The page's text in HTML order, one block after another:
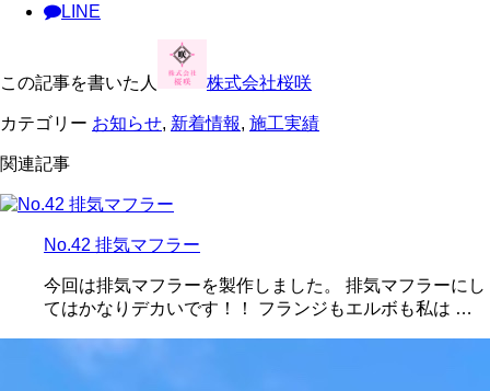
LINE
この記事を書いた人 株式会社桜咲
カテゴリー お知らせ, 新着情報, 施工実績
関連記事
No.42 排気マフラー
今回は排気マフラーを製作しました。 排気マフラーにし
てはかなりデカいです！！ フランジもエルボも私は …